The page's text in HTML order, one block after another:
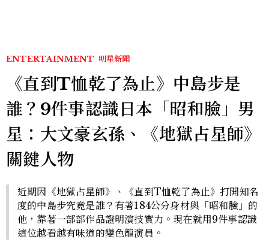
ENTERTAINMENT 明星新聞
《直到T恤乾了為止》中島步是
誰？9件事認識日本「昭和臉」男
星：大文豪玄孫、《地獄占星師》
關鍵人物
近期因《地獄占星師》、《直到T恤乾了為止》打開知名
度的中島步究竟是誰？有著184公分身材與「昭和臉」的
他，靠著一部部作品證明演技實力。現在就用9件事認識
這位越看越有味道的變色龍演員。